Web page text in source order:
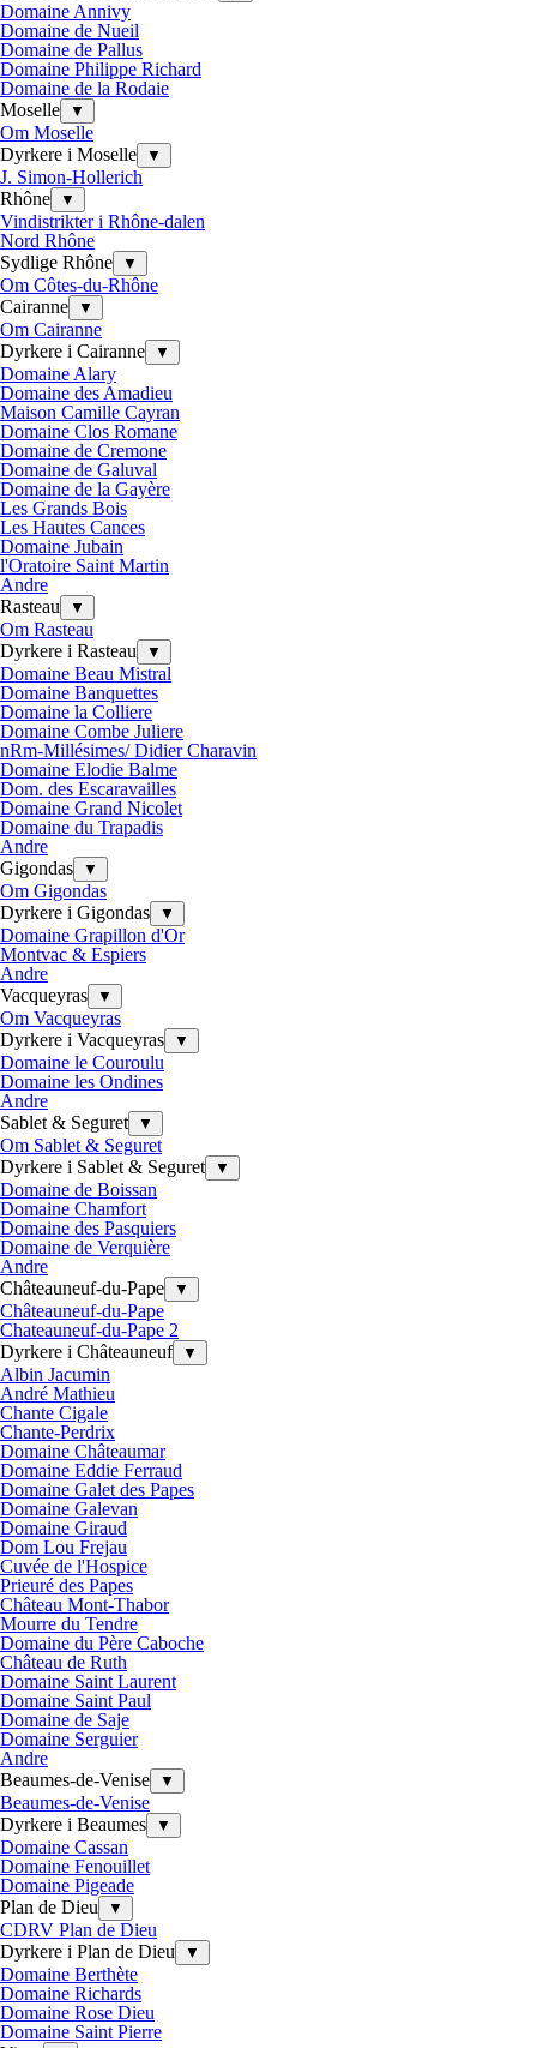
Domaine Annivy
Domaine de Nueil
Domaine de Pallus
Domaine Philippe Richard
Domaine de la Rodaie
Moselle
▼
Om Moselle
Dyrkere i Moselle
▼
J. Simon-Hollerich
Rhône
▼
Vindistrikter i Rhône-dalen
Nord Rhône
Sydlige Rhône
▼
Om Côtes-du-Rhône
Cairanne
▼
Om Cairanne
Dyrkere i Cairanne
▼
Domaine Alary
Domaine des Amadieu
Maison Camille Cayran
Domaine Clos Romane
Domaine de Cremone
Domaine de Galuval
Domaine de la Gayère
Les Grands Bois
Les Hautes Cances
Domaine Jubain
l'Oratoire Saint Martin
Andre
Rasteau
▼
Om Rasteau
Dyrkere i Rasteau
▼
Domaine Beau Mistral
Domaine Banquettes
Domaine la Colliere
Domaine Combe Juliere
nRm-Millésimes/ Didier Charavin
Domaine Elodie Balme
Dom. des Escaravailles
Domaine Grand Nicolet
Domaine du Trapadis
Andre
Gigondas
▼
Om Gigondas
Dyrkere i Gigondas
▼
Domaine Grapillon d'Or
Montvac & Espiers
Andre
Vacqueyras
▼
Om Vacqueyras
Dyrkere i Vacqueyras
▼
Domaine le Couroulu
Domaine les Ondines
Andre
Sablet & Seguret
▼
Om Sablet & Seguret
Dyrkere i Sablet & Seguret
▼
Domaine de Boissan
Domaine Chamfort
Domaine des Pasquiers
Domaine de Verquière
Andre
Châteauneuf-du-Pape
▼
Châteauneuf-du-Pape
Chateauneuf-du-Pape 2
Dyrkere i Châteauneuf
▼
Albin Jacumin
André Mathieu
Chante Cigale
Chante-Perdrix
Domaine Châteaumar
Domaine Eddie Ferraud
Domaine Galet des Papes
Domaine Galevan
Domaine Giraud
Dom Lou Frejau
Cuvée de l'Hospice
Prieuré des Papes
Château Mont-Thabor
Mourre du Tendre
Domaine du Père Caboche
Château de Ruth
Domaine Saint Laurent
Domaine Saint Paul
Domaine de Saje
Domaine Serguier
Andre
Beaumes-de-Venise
▼
Beaumes-de-Venise
Dyrkere i Beaumes
▼
Domaine Cassan
Domaine Fenouillet
Domaine Pigeade
Plan de Dieu
▼
CDRV Plan de Dieu
Dyrkere i Plan de Dieu
▼
Domaine Berthète
Domaine Richards
Domaine Rose Dieu
Domaine Saint Pierre